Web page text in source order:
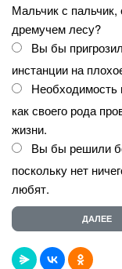
Мальчик с
дремучем лесу?
Вы бы
инстанции на
как своего рода
жизни.
Вы бы решили
поскольку нет
любят.